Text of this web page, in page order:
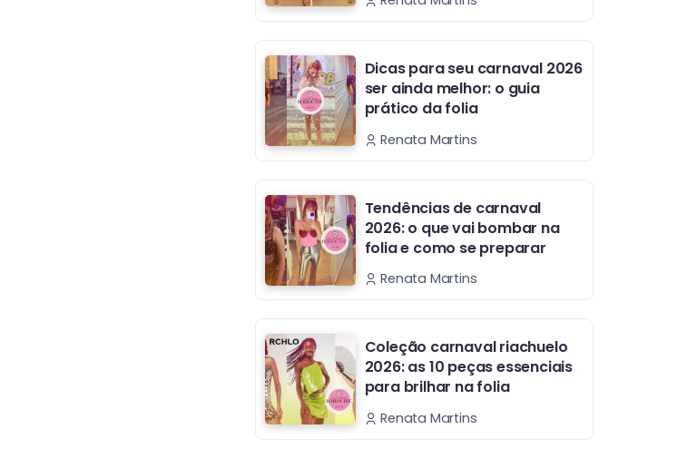
Dicas para seu carnaval 2026
ser ainda melhor: o guia
prático da folia
Renata Martins
Tendências de carnaval
2026: o que vai bombar na
folia e como se preparar
Renata Martins
Coleção carnaval riachuelo
2026: as 10 peças essenciais
para brilhar na folia
Renata Martins